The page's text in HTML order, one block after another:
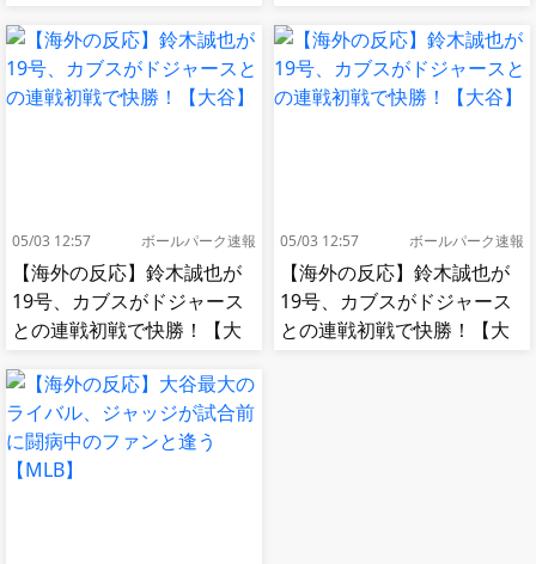
05/03 12:57 ボールパーク速報
【海外の反応】鈴木誠也が
19号、カブスがドジャース
との連戦初戦で快勝！【大
05/03 12:57 ボールパーク速報
【海外の反応】鈴木誠也が
19号、カブスがドジャース
との連戦初戦で快勝！【大